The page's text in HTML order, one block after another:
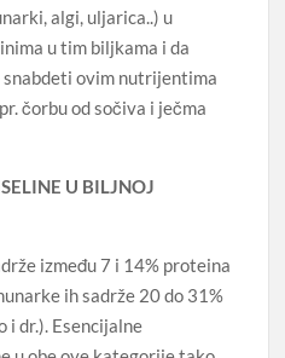
algi, uljarica..) u
u tim biljkama i da
snabdeti ovim nutrijentima
čorbu od sočiva i ječma
U BILJNOJ
između 7 i 14% proteina
ih sadrže 20 do 31%
i dr.). Esencijalne